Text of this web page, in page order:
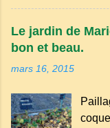
et
Par
Le jardin de
bon et beau.
mars 16, 2015